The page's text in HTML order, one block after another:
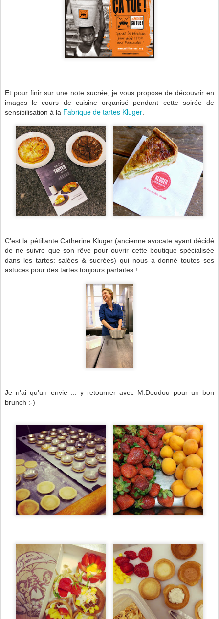
Et pour finir sur une note sucrée, je vous propose de découvrir en
images le cours de cuisine organisé pendant cette soirée de
sensibilisation à la Fabrique de tartes Kluger
C'est la pétillante Catherine Kluger (ancienne avocate ayant décidé
de ne suivre que son rêve pour ouvrir cette boutique spécialisée
dans les tartes: salées & sucrées) qui nous a donné toutes ses
astuces pour des tartes toujours parfaites !
Je n'ai qu'un envie ... y retourner avec M.Doudou pour un bon
brunch :-)